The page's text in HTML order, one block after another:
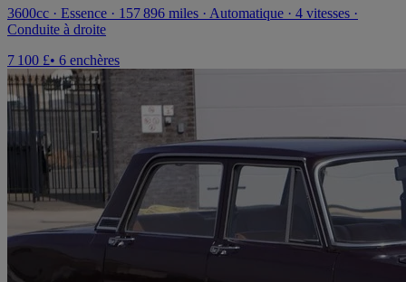
3600cc · Essence · 157 896 miles · Automatique · 4 vitesses ·
Conduite à droite
7 100 £• 6 enchères